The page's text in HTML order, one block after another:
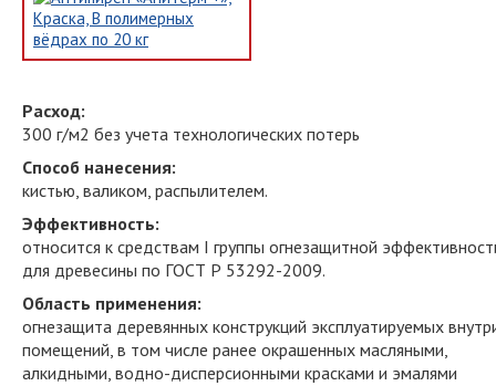
Расход:
300 г/м2 без учета технологических потерь
Способ нанесения:
кистью, валиком, распылителем.
Эффективность:
относится к средствам I группы огнезащитной
для древесины по ГОСТ Р 53292-2009.
Область применения:
огнезащита деревянных конструкций эксплуатируемых
помещений, в том числе ранее окрашенных масляными,
алкидными, водно-дисперсионными красками и эмалями